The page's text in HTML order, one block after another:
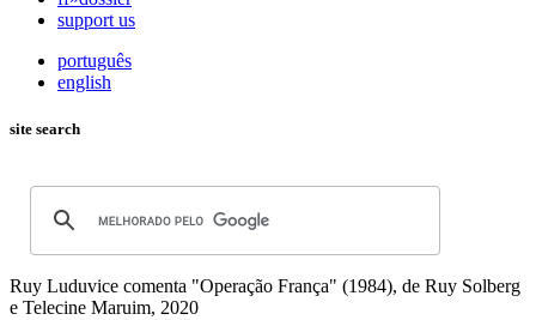
support us
português
english
site search
Ruy Luduvice comenta "Operação França" (1984), de Ruy Solberg
e Telecine Maruim, 2020